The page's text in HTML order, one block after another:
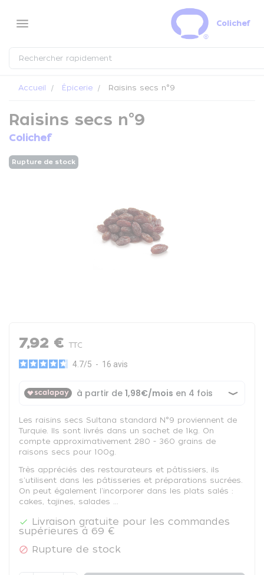
menu Colichef
Accueil Épicerie Raisins secs n°9
Raisins secs n°9
Colichef
Rupture de stock
7,92 € TTC
4.7/5 - 16 avis
Les raisins secs Sultana standard N°9 proviennent de
Turquie. Ils sont livrés dans un sachet de 1kg. On
compte approximativement 280 - 360 grains de
raisons secs pour 100g.
Très appréciés des restaurateurs et pâtissiers, ils
s'utilisent dans les pâtisseries et préparations sucrées.
On peut également l'incorporer dans les plats salés :
cakes, tajines, salades ...

Livraison gratuite pour les commandes
supérieures à 69 €
 Rupture de stock